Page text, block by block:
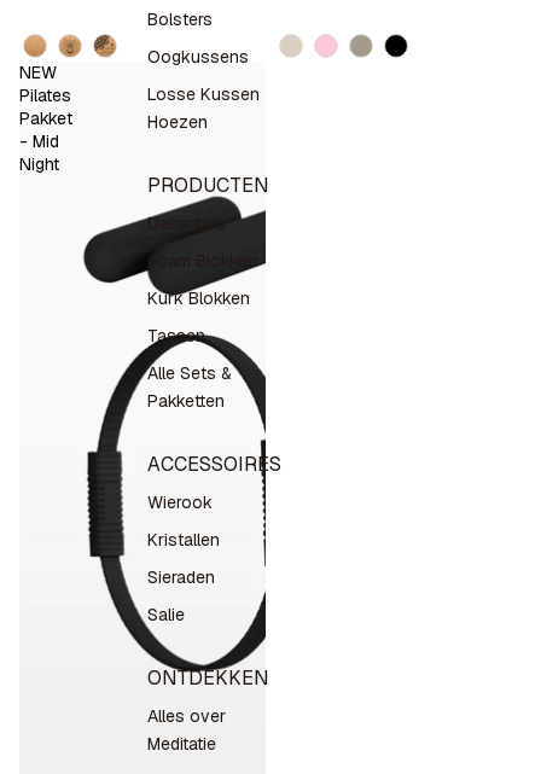
Bolsters
Oogkussens
Losse Kussen
Hoezen
PRODUCTEN
Dekentjes
Foam Blokken
Kurk Blokken
Tassen
Alle Sets &
Pakketten
ACCESSOIRES
Wierook
Kristallen
Sieraden
Salie
ONTDEKKEN
Alles over
Meditatie
Design
Kleur
NEW
Pilates
Pakket
- Mid
Night